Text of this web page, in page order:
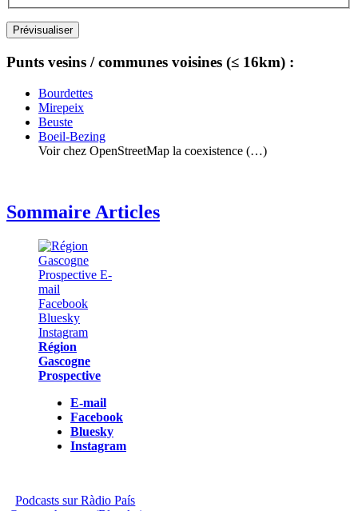
Punts vesins / communes voisines (≤ 16km) :
Bourdettes
Mirepeix
Beuste
Boeil-Bezing
Voir chez OpenStreetMap la coexistence (…)
Sommaire Articles
Région
Gascogne
Prospective
E-mail
Facebook
Bluesky
Instagram
Podcasts sur Ràdio País